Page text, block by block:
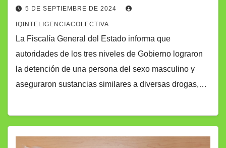
5 DE SEPTIEMBRE DE 2024
IQINTELIGENCIACOLECTIVA
La Fiscalía General del Estado informa que
autoridades de los tres niveles de Gobierno lograron
la detención de una persona del sexo masculino y
aseguraron sustancias similares a diversas drogas,…